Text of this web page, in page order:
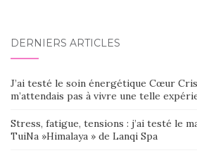
DERNIERS ARTICLES
J’ai testé le soin énergétique Cœur
m’attendais pas à vivre une telle
Stress, fatigue, tensions : j’ai testé le
TuiNa »Himalaya » de Lanqi Spa